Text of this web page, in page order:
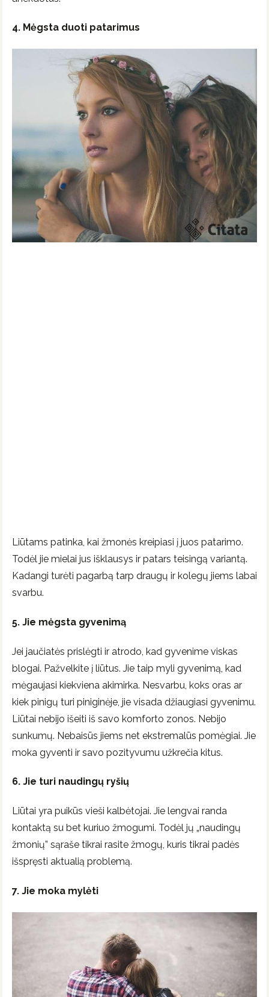
4. Mėgsta duoti patarimus
Liūtams patinka, kai žmonės kreipiasi į juos patarimo.
Todėl jie mielai jus išklausys ir patars teisingą variantą.
Kadangi turėti pagarbą tarp draugų ir kolegų jiems labai
svarbu.
5. Jie mėgsta gyvenimą
Jei jaučiatės prislėgti ir atrodo, kad gyvenime viskas
blogai. Pažvelkite į liūtus. Jie taip myli gyvenimą, kad
mėgaujasi kiekviena akimirka. Nesvarbu, koks oras ar
kiek pinigų turi piniginėje, jie visada džiaugiasi gyvenimu.
Liūtai nebijo išeiti iš savo komforto zonos. Nebijo
sunkumų. Nebaisūs jiems net ekstremalūs pomėgiai. Jie
moka gyventi ir savo pozityvumu užkrečia kitus.
6. Jie turi naudingų ryšių
Liūtai yra puikūs vieši kalbėtojai. Jie lengvai randa
kontaktą su bet kuriuo žmogumi. Todėl jų „naudingų
žmonių” sąraše tikrai rasite žmogų, kuris tikrai padės
išspręsti aktualią problemą.
7. Jie moka mylėti